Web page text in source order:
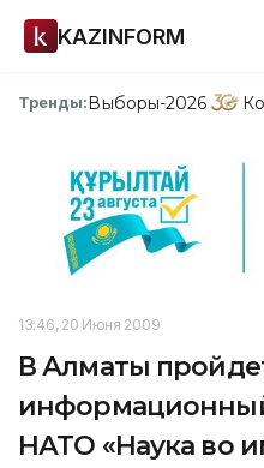
KAZINFORM
Тренды:Выборы-2026
13:46, 20 Июня 2009
В Алматы
НАТО «Наука во